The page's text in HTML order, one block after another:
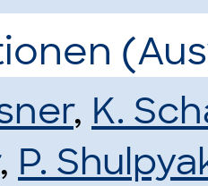
, K.
, P.